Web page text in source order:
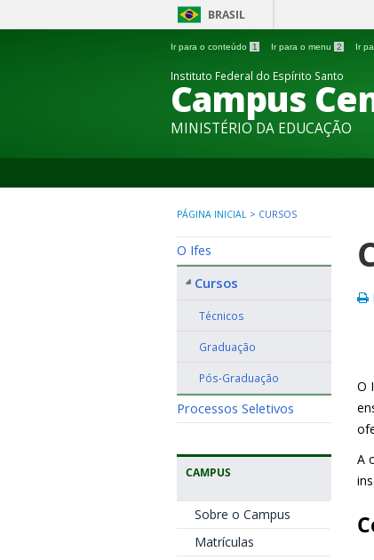
BRASIL
Ir para o conteúdo 1 Ir para o menu 2 Ir
Instituto Federal do Espírito Santo
Campus
MINISTÉRIO DA EDUCAÇÃO
PÁGINA INICIAL > CURSOS
O Ifes
Cursos
Técnicos
Graduação
Pós-Graduação
Processos Seletivos
CAMPUS
Sobre o Campus
Matrículas
O
A